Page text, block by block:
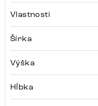
Vlastnosti
Šírka
Výška
Hĺbka